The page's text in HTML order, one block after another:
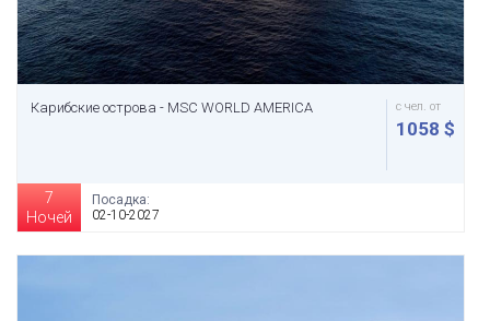
Карибские острова - MSC WORLD AMERICA с чел. от
1058 $
7
Ночей
Посадка:
02-10-2027